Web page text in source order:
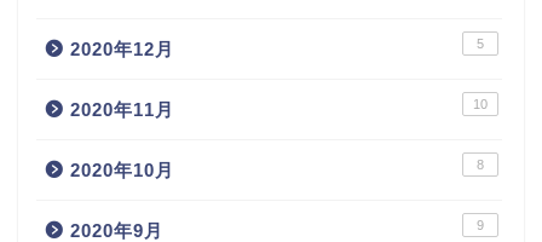
2020年12月 5
2020年11月 10
2020年10月 8
2020年9月 9